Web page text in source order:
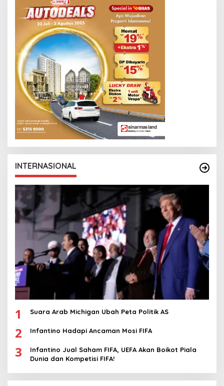
INTERNASIONAL
1 Suara Arab Michigan Ubah Peta Politik AS
2 Infantino Hadapi Ancaman Mosi FIFA
3
Infantino Jual Saham FIFA, UEFA Akan Boikot Piala
Dunia dan Kompetisi FIFA!